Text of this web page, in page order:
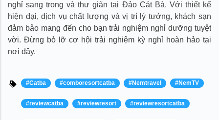
nghỉ sang trọng và thư giãn tại Đảo Cát Bà. Với thiết kế
hiện đại, dịch vụ chất lượng và vị trí lý tưởng, khách sạn
đảm bảo mang đến cho bạn trải nghiệm nghỉ dưỡng tuyệt
vời. Đừng bỏ lỡ cơ hội trải nghiệm kỳ nghỉ hoàn hảo tại
nơi đây.
#Catba #comboresortcatba #Nemtravel #NemTV
#reviewcatba #reviewresort #reviewresortcatba